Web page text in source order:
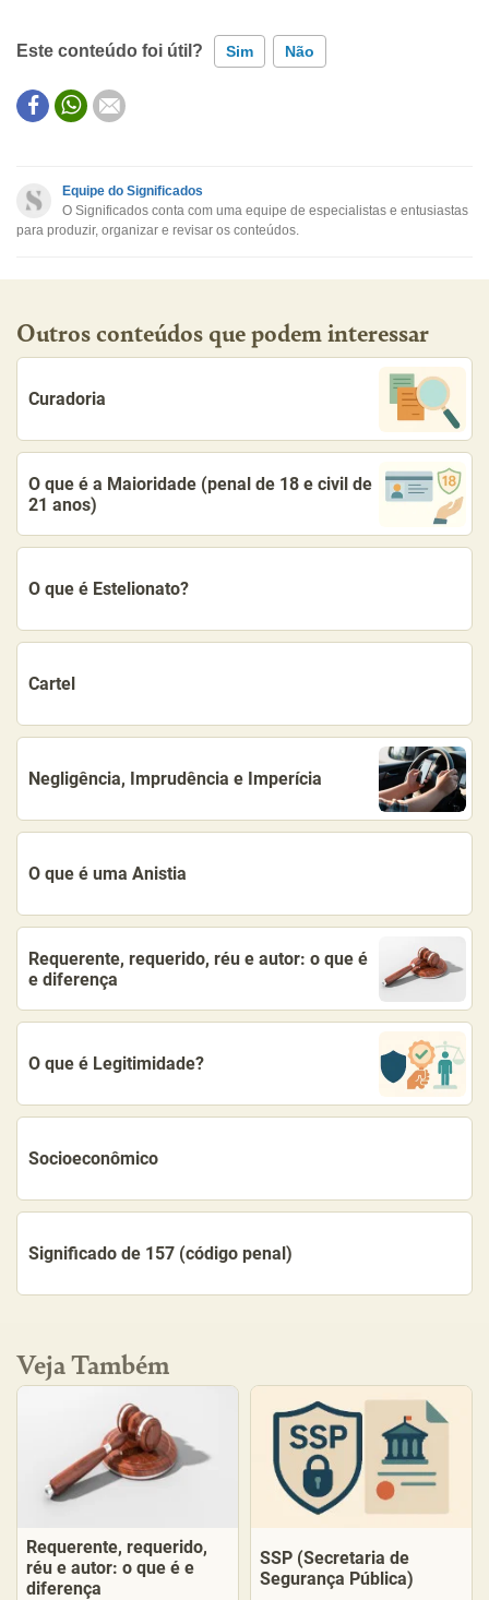
Este conteúdo foi útil? Sim Não
Este conteúdo não tem a informação que procuro
Outro
Equipe do Significados
O Significados conta com uma equipe de especialistas e entusiastas
para produzir, organizar e revisar os conteúdos.
Outros conteúdos que podem interessar
Curadoria
O que é a Maioridade (penal de 18 e civil de
21 anos)
O que é Estelionato?
Cartel
Negligência, Imprudência e Imperícia
O que é uma Anistia
Requerente, requerido, réu e autor: o que é
e diferença
O que é Legitimidade?
Socioeconômico
Significado de 157 (código penal)
Veja Também
Requerente, requerido,
réu e autor: o que é e
diferença
SSP (Secretaria de
Segurança Pública)